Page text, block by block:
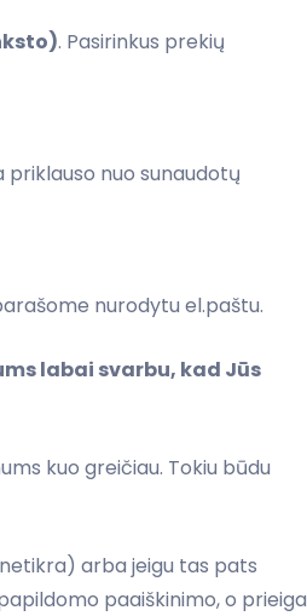
. Pasirinkus prekių
priklauso nuo sunaudotų
nurodytu el.paštu.
labai svarbu, kad Jūs
kuo greičiau. Tokiu būdu
arba jeigu tas pats
paaiškinimo, o prieiga